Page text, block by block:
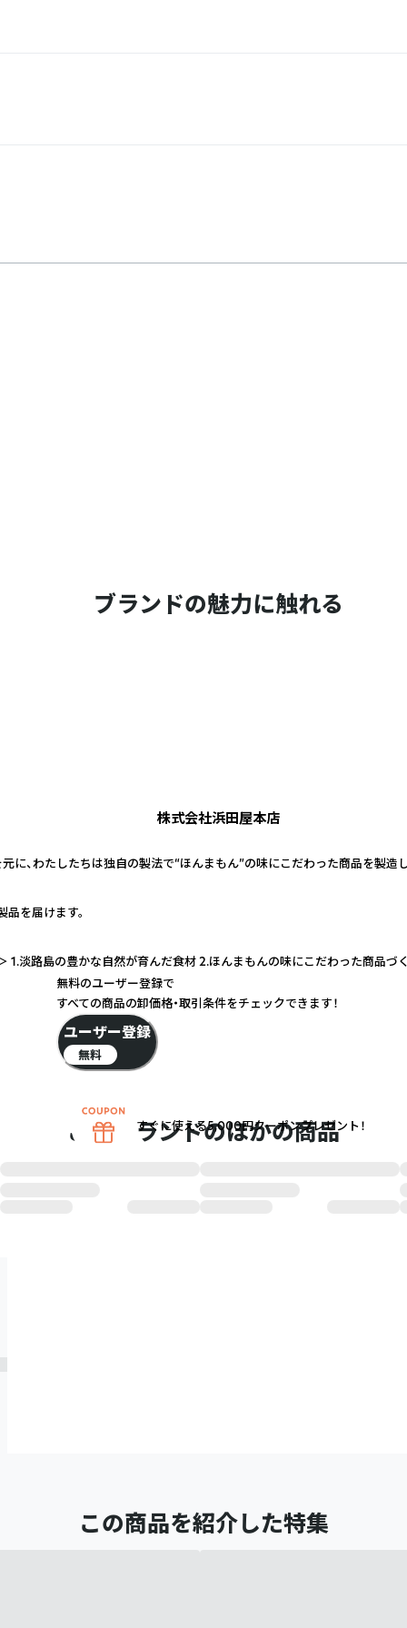
ブランドの魅力に触れる
株式会社浜田屋本店
に、わたしたちは独自の製法で“ほんまもん”の味にこだわった商品を製造
を届けます。
1.淡路島の豊かな自然が育んだ食材 2.ほんまもんの味にこだわった商品づ
このブランドのほかの商品
この商品を紹介した特集
無料のユーザー登録で
すべての商品の卸価格・取引条件をチェックできます！
ユーザー登録
無料
すぐに使える5,000円クーポンプレゼント！